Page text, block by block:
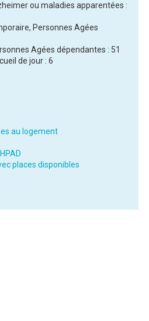
ou maladies apparentées :
Personnes Agées
Agées dépendantes : 51
de jour : 6
au logement
places disponibles